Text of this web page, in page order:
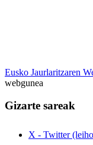
Eusko Jaurlaritzaren
webgunea
Gizarte sareak
X - Twitter